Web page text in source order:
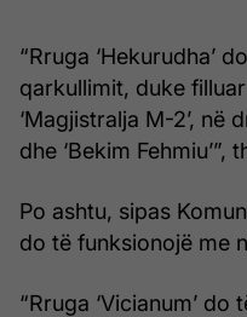
“Rruga ‘Hekurudha’
qarkullimit, duke
‘Magjistralja M-2’, në
dhe ‘Bekim Fehmiu’”,
Po ashtu, sipas
do të funksionojë me
“Rruga ‘Vicianum’